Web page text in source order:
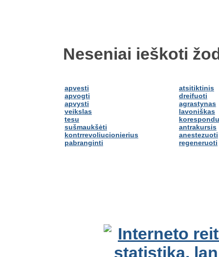
Neseniai ieškoti
apvesti
apvogti
apvysti
veikslas
tesu
sušmaukšėti
kontrrevoliucionierius
pabranginti
atsitiktinis
dreifuoti
agrastynas
lavoniškas
antrakursis
anestezuoti
regeneruoti